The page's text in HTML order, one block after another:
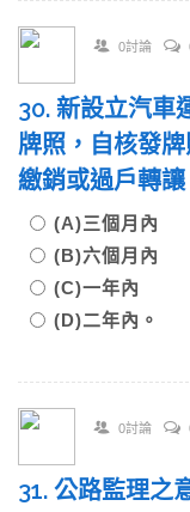
0討論
30. 新設立汽車
牌照，自核發
繳銷或過戶轉讓
(A)三個月內
(B)六個月內
(C)一年內
(D)二年內。
0討論
31. 公路監理之